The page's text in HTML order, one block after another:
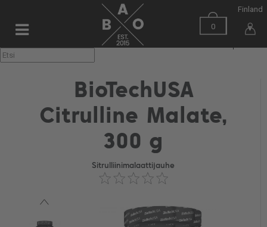
0
Finland
▼
BioTechUSA
Citrulline Malate,
300 g
Sitrulliinimalaattijauhe